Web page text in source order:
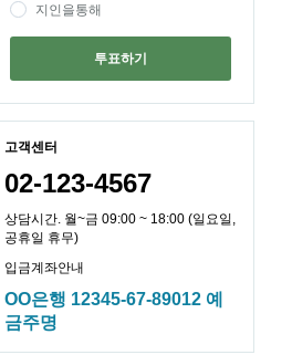
지인을통해
투표하기
고객센터
02-123-4567
상담시간. 월~금 09:00 ~ 18:00 (일요일,
공휴일 휴무)
입금계좌안내
OO은행 12345-67-89012 예
금주명